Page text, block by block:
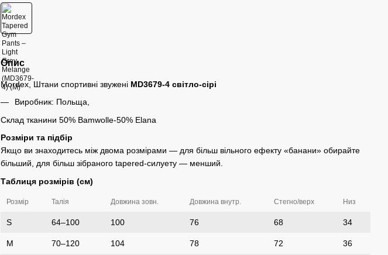
Опис
Mordex, Штани спортивні звужені MD3679-4 світло-сірі
Виробник: Польща,
Склад тканини 50% Bamwolle-50% Elana
Розміри та підбір
Якщо ви знаходитесь між двома розмірами — для більш вільного ефекту «банани» обирайте
більший, для більш зібраного tapered-силуету — менший.
Таблиця розмірів (см)
Розмір Талія Довжина зовн. Довжина внутр. Стегно/верх Низ
S 64–100 100 76 68 34
M 70–120 104 78 72 36